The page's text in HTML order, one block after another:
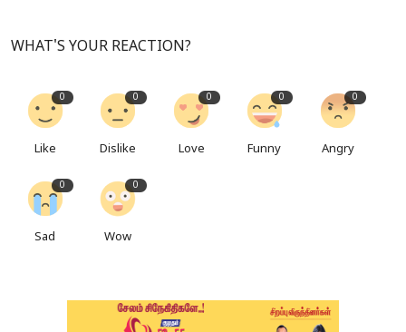
WHAT'S YOUR REACTION?
0
Like
0
Dislike
0
Love
0
Funny
0
Angry
0
Sad
0
Wow